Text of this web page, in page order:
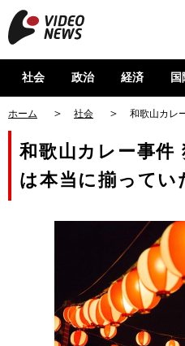
社会 政治 経済 国
ホーム 社会 和歌山カレ
和歌山カレー事件
は本当に揃ってい